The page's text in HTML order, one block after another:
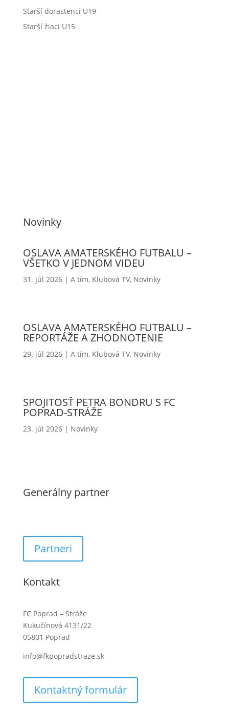
Starší dorastenci U19
Starší žiaci U15
Novinky
OSLAVA AMATERSKÉHO FUTBALU –
VŠETKO V JEDNOM VIDEU
31. júl 2026| A tím, Klubová TV, Novinky
OSLAVA AMATERSKÉHO FUTBALU –
REPORTÁŽE A ZHODNOTENIE
29. júl 2026| A tím, Klubová TV, Novinky
SPOJITOSŤ PETRA BONDRU S FC
POPRAD-STRÁŽE
23. júl 2026| Novinky
Generálny partner
Partneri
Kontakt
FC Poprad – Stráže
Kukučínová 4131/22
05801 Poprad
info@fkpopradstraze.sk
Kontaktný formulár